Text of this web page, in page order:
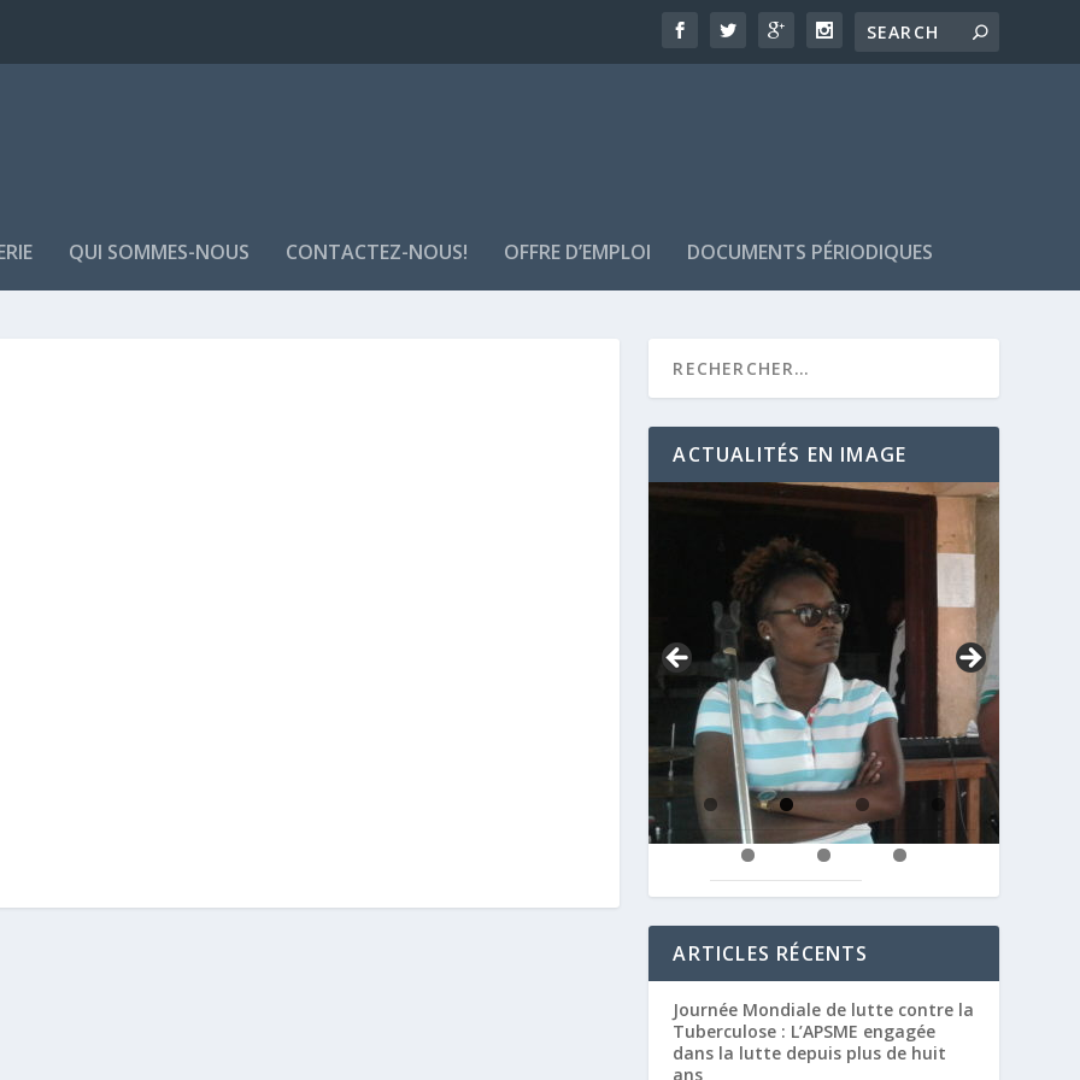
QUI SOMMES-NOUS CONTACTEZ-NOUS! OFFRE D’EMPLOI DOCUMENTS PÉRIODIQUES
ACTUALITÉS EN IMAGE
ARTICLES RÉCENTS
Journée Mondiale de lutte contre la
Tuberculose : L’APSME engagée
dans la lutte depuis plus de huit
ans